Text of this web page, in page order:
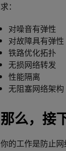
求：
对噪音有弹性
对故障具有弹性
铁路优化拓扑
无损网络转发
性能隔离
无阻塞网络架构
那么，接
你的工作是防止